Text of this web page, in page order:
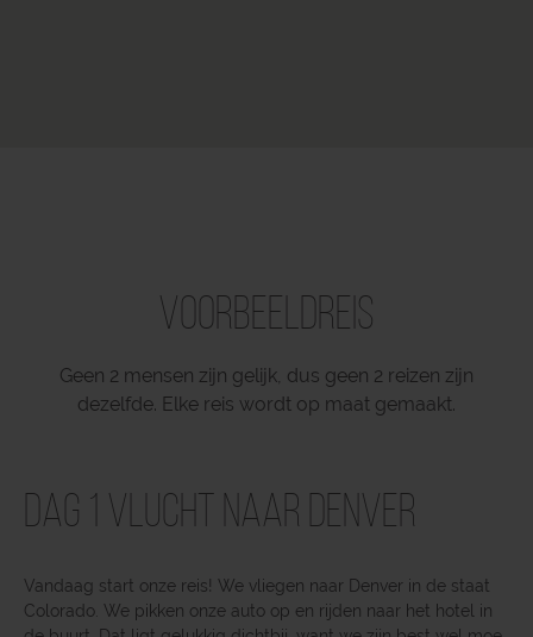
Voorbeeldreis
Geen 2 mensen zijn gelijk, dus geen 2 reizen zijn
dezelfde. Elke reis wordt op maat gemaakt.
Dag 1 Vlucht naar Denver
Vandaag start onze reis! We vliegen naar Denver in de staat
Colorado. We pikken onze auto op en rijden naar het hotel in